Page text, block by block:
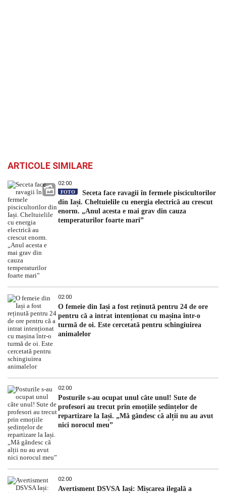
ARTICOLE SIMILARE
02:00
FOTO
Seceta face ravagii în fermele piscicultorilor
din Iași. Cheltuielile cu energia electrică au crescut
enorm. „Anul acesta e mai grav din cauza
temperaturilor foarte mari”
02:00
O femeie din Iași a fost reținută pentru 24 de ore
pentru că a intrat intenționat cu mașina într-o
turmă de oi. Este cercetată pentru schingiuirea
animalelor
02:00
Posturile s-au ocupat unul câte unul! Sute de
profesori au trecut prin emoțiile ședințelor de
repartizare la Iași. „Mă gândesc că alții nu au avut
nici norocul meu”
02:00
Avertisment DSVSA Iași: Mișcarea ilegală a